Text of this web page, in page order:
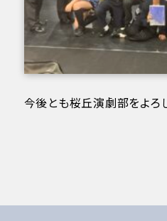
今後とも桜丘演劇部をよろ